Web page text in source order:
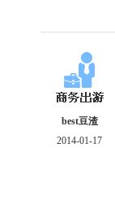
best豆渣
2014-01-17